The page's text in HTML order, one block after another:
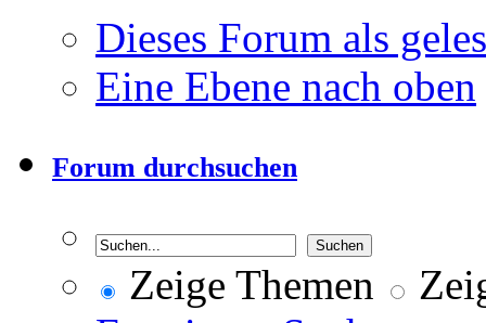
Dieses Forum als
Eine Ebene nach oben
Forum durchsuchen
Zeige Themen